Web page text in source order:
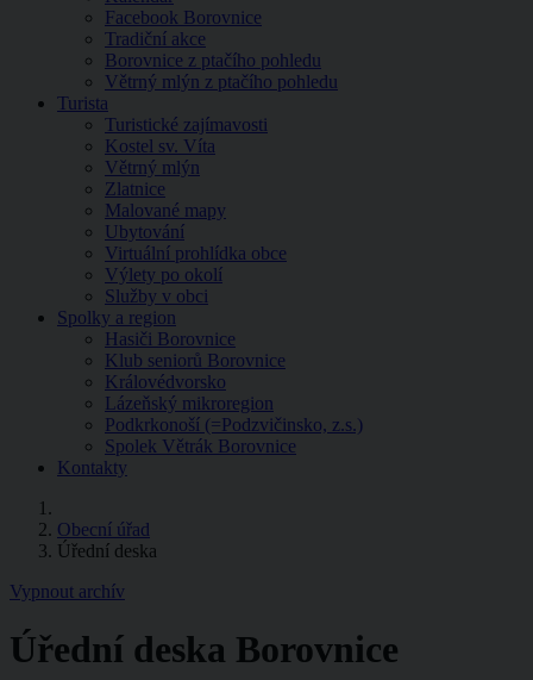
Facebook Borovnice
Tradiční akce
Borovnice z ptačího pohledu
Větrný mlýn z ptačího pohledu
Turista
Turistické zajímavosti
Kostel sv. Víta
Větrný mlýn
Zlatnice
Malované mapy
Ubytování
Virtuální prohlídka obce
Výlety po okolí
Služby v obci
Spolky a region
Hasiči Borovnice
Klub seniorů Borovnice
Královédvorsko
Lázeňský mikroregion
Podkrkonoší (=Podzvičinsko, z.s.)
Spolek Větrák Borovnice
Kontakty
Obecní úřad
Úřední deska
Vypnout archív
Úřední deska Borovnice